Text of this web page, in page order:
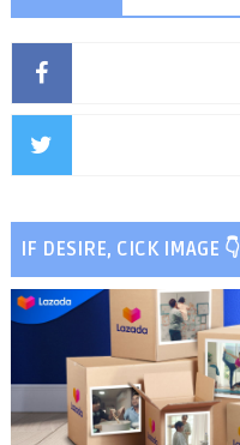
IF DESIRE, CICK IMAGE 👇